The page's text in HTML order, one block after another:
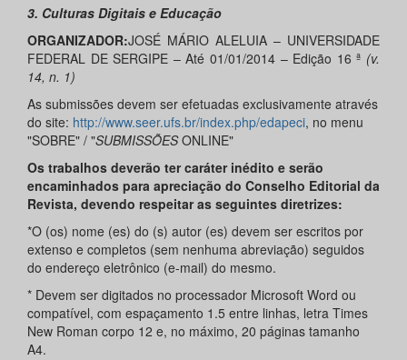
3. Culturas Digitais e Educação
ORGANIZADOR:JOSÉ MÁRIO ALELUIA – UNIVERSIDADE
FEDERAL DE SERGIPE – Até 01/01/2014 – Edição 16 ª (v.
14, n. 1)
As submissões devem ser efetuadas exclusivamente através
do site: http://www.seer.ufs.br/index.php/edapeci, no menu
"SOBRE" / "SUBMISSÕESONLINE"
Os trabalhos deverão ter caráter inédito e serão
encaminhados para apreciação do Conselho Editorial da
Revista, devendo respeitar as seguintes diretrizes:
*O (os) nome (es) do (s) autor (es) devem ser escritos por
extenso e completos (sem nenhuma abreviação) seguidos
do endereço eletrônico (e-mail) do mesmo.
* Devem ser digitados no processador Microsoft Word ou
compatível, com espaçamento 1.5 entre linhas, letra Times
New Roman corpo 12 e, no máximo, 20 páginas tamanho
A4.